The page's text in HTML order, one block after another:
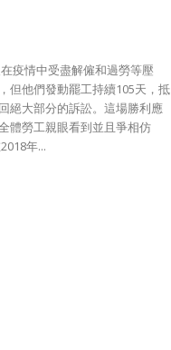
但他們發動罷工持續105天，抵
絕大部分的訴訟。這場勝利應
體勞工親眼看到並且爭相仿
2018年...